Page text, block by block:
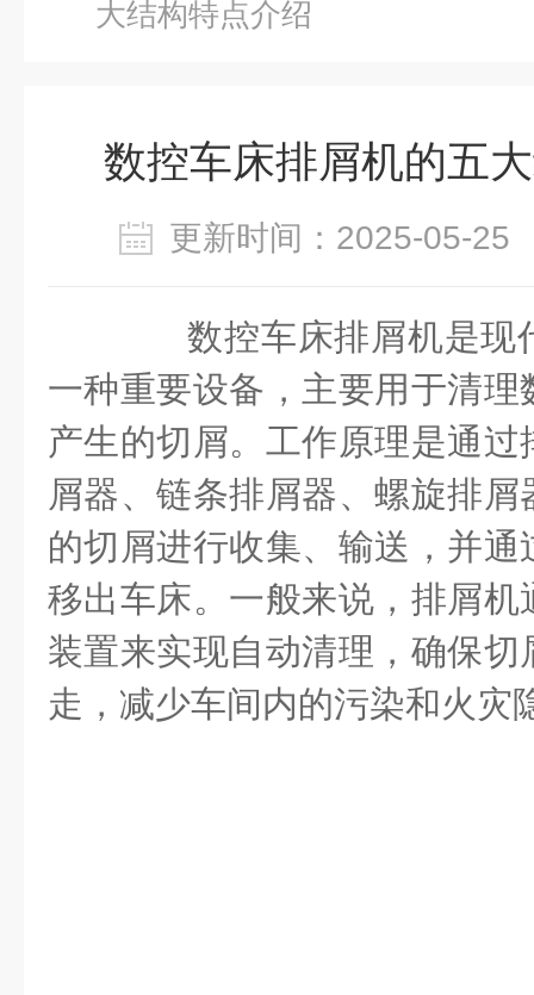
大结构特点介绍
数控车床排屑机的五
更新时间：2025-05-
数控车床排屑机是现
一种重要设备，主要用于清
产生的切屑。工作原理是通
屑器、链条排屑器、螺旋排
的切屑进行收集、输送，并
移出车床。一般来说，排屑
装置来实现自动清理，确保
走，减少车间内的污染和火灾